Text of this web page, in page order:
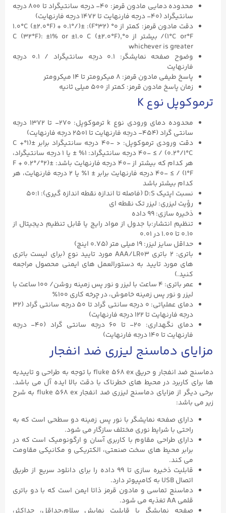
محدوده دمایی مادون قرمز: ۴۰- درجه سانتیگراد تا ۸۰۰ درجه
سانتیگراد (۴۰- درجه فارنهایت تا ۱۴۷۲ درجه فارنهایت)
دقت مادون قرمز: کمتر از ۰° (۳۲°F): ±(۱.۰°C (±۲.۰°F) + ۰.۱°/
۱°C or°F)/ بیشتر از ۰°C (۳۲°F): ±۱% or ±۱.۰ C (±۲.۰°F),
whichever is greater
وضوح صفحه نمایشگر: ۰.۱ درجه سانتیگراد / ۰.۱ درجه
فارنهایت
پاسخ طیفی مادون قرمز: ۸ میکرومتر تا ۱۴ میکرومتر
زمان پاسخ مادون قرمز: کمتر از ۵۰۰ میلی ثانیه
ترموکوپل نوع K
محدوده دمای ورودی نوع k ترموکوپل: ۲۷۰- تا ۱۳۷۲ درجه
سانتی گراد (۴۵۴- درجه فارنهایت تا ۲۵۰۱ درجه فارنهایت)
دقت ورودی ترموکوپل: < -۴۰ درجه سانتیگراد برابر ±(۱°C +
۰.۲°/۱°C) / ≥ -۴۰ درجه سانتیگراد: ۱% ± یا ۱ درجه سانتیگراد،
هر کدام که بیشتر از -۴۰ درجه فارنهایت باشد: ±(۲°F + ۰.۲°/
۱°F) / ≥ -۴۰ درجه فارنهایت برابر ± ۱٪ یا ۲ درجه فارنهایت، هر
کدام بیشتر باشد
نسبت اپتیک D:S (فاصله تا اندازه نقطه اندازه گیری): ۵۰:۱
رؤیت لیزری: لیزر تک نقطه ای
ذخیره سازی: ۹۹ داده
تنظیم انتشار:با جدول از مواد رایج یا قابل تنظیم دیجیتال از
۰.۱۰ تا ۱.۰۰ در ۰.۰۱
حداقل سایز لیزر: ۱۹ میلی متر (۰.۷۵ اینچ)
باتری: ۲ باتری AAA/LR03 مورد تایید نوع (برای لیست باتری
های مورد تایید به دستورالعمل های ایمنی محصول مراجعه
کنید.)
عمر باتری: ۴ ساعت با لیزر و نور پس زمینه روشن/ ۱۰۰ ساعت با
لیزر و نور پس زمینه خاموش، در چرخه کاری ۱۰۰٪
دمای عملیاتی: ۰ درجه سانتی گراد تا ۵۰ درجه سانتی گراد (۳۲
درجه فارنهایت تا ۱۲۲ درجه فارنهایت)
دمای نگهداری: ۲۰- تا ۶۰ درجه سانتی گراد (۴۰- درجه
فارنهایت تا ۱۴۰ درجه فارنهایت)
مزایای دماسنج لیزری ضد انفجار
دماسنج ضد انفجار و حریق fluke ۵۶۸ ex با توجه به طراحی و تاییدیه
ها برای کاربرد در محیط های خطرناک با دقت بالا ایده آل می باشد.
برخی دیگر از مزایای دماسنج لیزری ضد انفجار fluke ۵۶۸ ex به شرح
زیر می باشد:
دارای صفحه نمایشگر با نور پس زمینه دو سطحی است که به
راحتی با شرایط نوری مختلف سازگار می شود.
دارای طراحی مقاوم با کاربری آسان و ارگونومیک است که در
برابر محیط های سخت صنعتی، الکتریکی و مکانیکی مقاومت
می کند.
قابلیت ذخیره سازی تا ۹۹ داده را برای دانلود سریع از طریق
اتصال USB به کامپیوتر دارد.
دماسنج تماسی و مادون قرمز ذاتا ایمن است که با دو باتری
قلمی AA تغذیه می شود.